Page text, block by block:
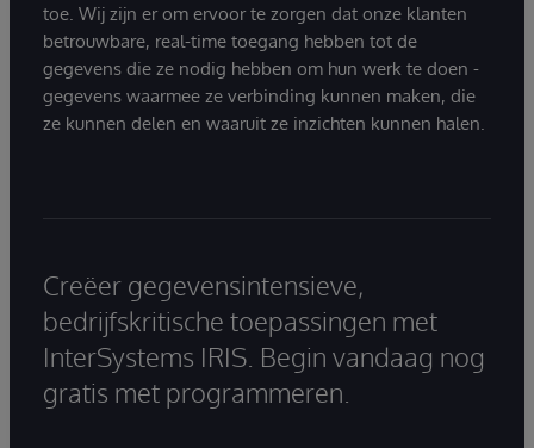
toe. Wij zijn er om ervoor te zorgen dat onze klanten
betrouwbare, real-time toegang hebben tot de
gegevens die ze nodig hebben om hun werk te doen -
gegevens waarmee ze verbinding kunnen maken, die
ze kunnen delen en waaruit ze inzichten kunnen halen.
Creëer gegevensintensieve,
bedrijfskritische toepassingen met
InterSystems IRIS. Begin vandaag nog
gratis met programmeren.